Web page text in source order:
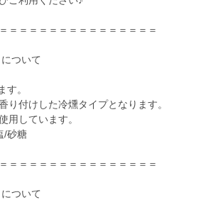
＝＝＝＝＝＝＝＝＝＝＝＝＝＝＝
ついて
す。
り付けした冷燻タイプとなります。
用しています。
/砂糖
＝＝＝＝＝＝＝＝＝＝＝＝＝＝＝
ついて